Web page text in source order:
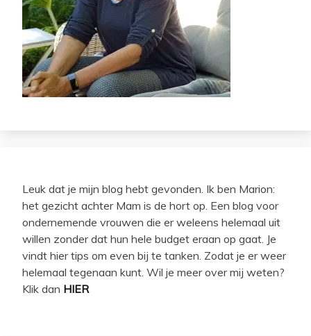
Leuk dat je mijn blog hebt gevonden. Ik ben Marion:
het gezicht achter Mam is de hort op. Een blog voor
ondernemende vrouwen die er weleens helemaal uit
willen zonder dat hun hele budget eraan op gaat. Je
vindt hier tips om even bij te tanken. Zodat je er weer
helemaal tegenaan kunt. Wil je meer over mij weten?
Klik dan HIER